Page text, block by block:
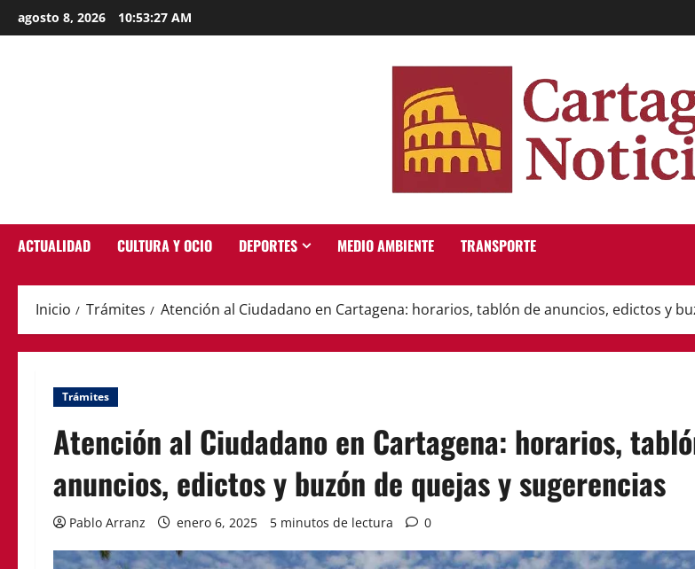
al
agosto 8, 2026 10:53:28 AM
ACTUALIDAD CULTURA Y OCIO DEPORTES MEDIO AMBIENTE TRANSPORTE
Inicio Trámites Atención al Ciudadano en Cartagena: horarios, tablón de anuncios, edictos y
Trámites
Atención al Ciudadano en Cartagena: horarios,
anuncios, edictos y buzón de quejas y sugerencias
Pablo Arranz enero 6, 2025 5 minutos de lectura 0